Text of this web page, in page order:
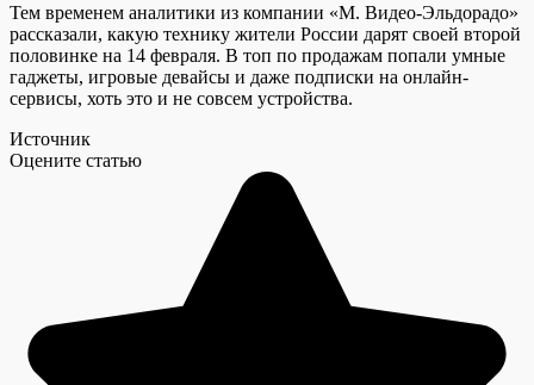
Тем временем аналитики из компании «М. Видео-Эльдорадо»
рассказали, какую технику жители России дарят своей второй
половинке на 14 февраля. В топ по продажам попали умные
гаджеты, игровые девайсы и даже подписки на онлайн-
сервисы, хоть это и не совсем устройства.
Источник
Оцените статью